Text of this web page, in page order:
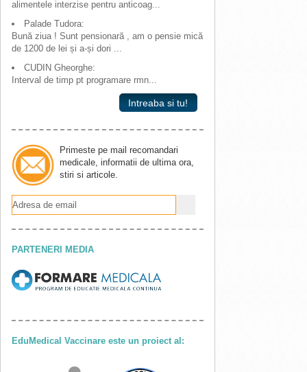
alimentele interzise pentru anticoag...
Palade Tudora:
Bună ziua ! Sunt pensionară , am o pensie mică
de 1200 de lei și a-și dori ...
CUDIN Gheorghe:
Interval de timp pt programare rmn...
Intreaba si tu!
Primeste pe mail recomandari
medicale, informatii de ultima ora,
stiri si articole.
PARTENERI MEDIA
EduMedical Vaccinare este un proiect al: